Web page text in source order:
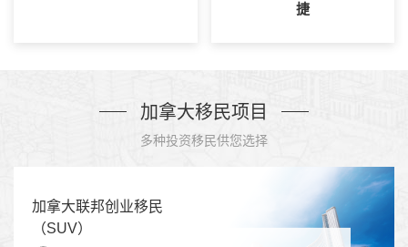
捷
加拿大移民项目
多种投资移民供您选择
加拿大联邦自雇移